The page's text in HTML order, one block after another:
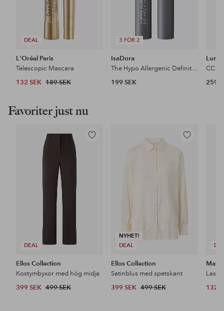
DEAL
L'Oréal Paris
Telescopic Mascara
132 SEK 189 SEK
3 FÖR 2
IsaDora
The Hypo Allergenic Definition Mascara
199 SEK
259
Favoriter just nu
DEAL
Lägg
Ellos Collection
Kostymbyxor med hög midja
399 SEK 499 SEK
NYHET!
DEAL
Lägg
i
Ellos Collection
Satinblus med spetskant
399 SEK 499 SEK 132